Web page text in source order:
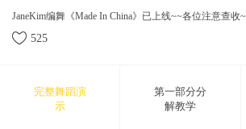
JaneKim编舞《Made In China》已上线~~各位注意查收~
525
完整舞蹈演
示
第一部分分
解教学